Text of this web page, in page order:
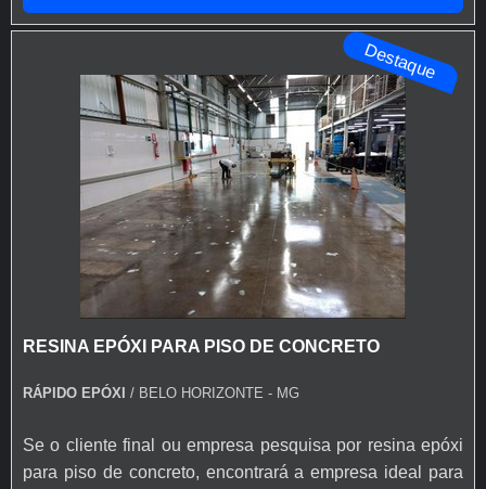
Rápido Epóxi. A empresa tem em seu escopo resina
epóxi autonivelante transparente e tinta para asf...
Destaque
RESINA EPÓXI PARA PISO DE CONCRETO
RÁPIDO EPÓXI / BELO HORIZONTE - MG
Se o cliente final ou empresa pesquisa por resina epóxi
para piso de concreto, encontrará a empresa ideal para